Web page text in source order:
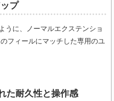
プ
うに、ノーマルエクステンショ
フィールにマッチした専用のユ
た耐久性と操作感